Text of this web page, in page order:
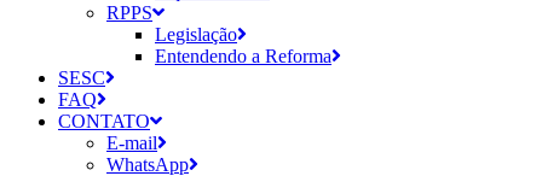
RPPS
Legislação
Entendendo a Reforma
SESC
FAQ
CONTATO
E-mail
WhatsApp